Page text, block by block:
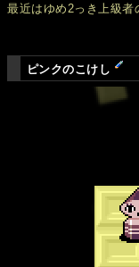
最近はゆめ2っき上級者
ピンクのこけし